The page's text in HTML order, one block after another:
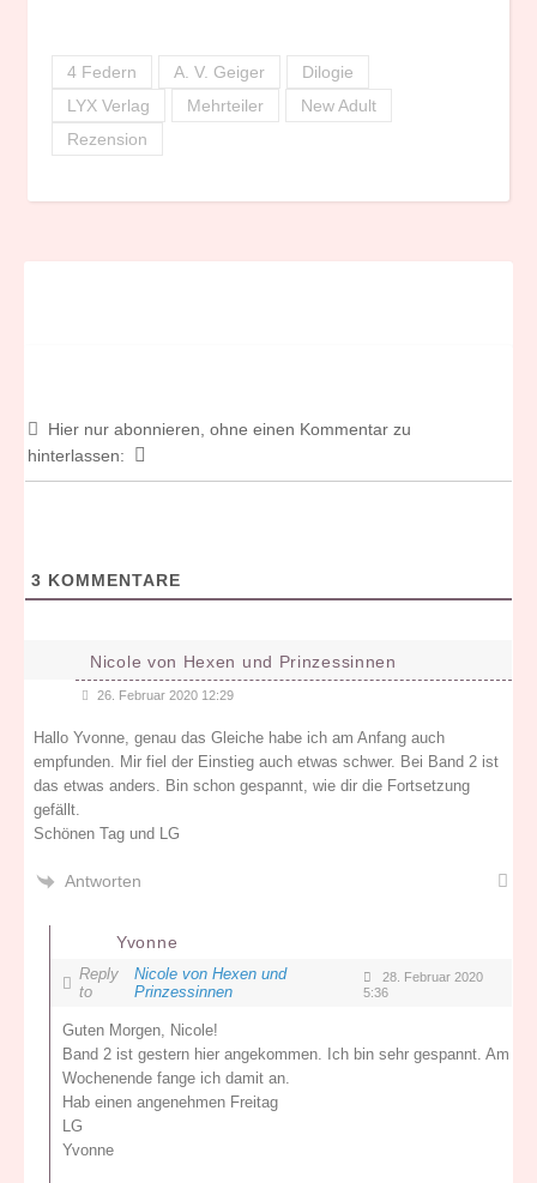
4 Federn A. V. Geiger
Dilogie
LYX Verlag
Mehrteiler
New Adult
Rezension
Hier nur abonnieren, ohne einen Kommentar zu
hinterlassen:
3 KOMMENTARE
Nicole von Hexen und Prinzessinnen
26. Februar 2020 12:29
Hallo Yvonne, genau das Gleiche habe ich am Anfang auch
empfunden. Mir fiel der Einstieg auch etwas schwer. Bei Band 2 ist
das etwas anders. Bin schon gespannt, wie dir die Fortsetzung
gefällt.
Schönen Tag und LG
Antworten
Yvonne
Reply
to
Nicole von Hexen und
Prinzessinnen
28. Februar 2020
5:36
Guten Morgen, Nicole!
Band 2 ist gestern hier angekommen. Ich bin sehr gespannt. Am
Wochenende fange ich damit an.
Hab einen angenehmen Freitag
LG
Yvonne